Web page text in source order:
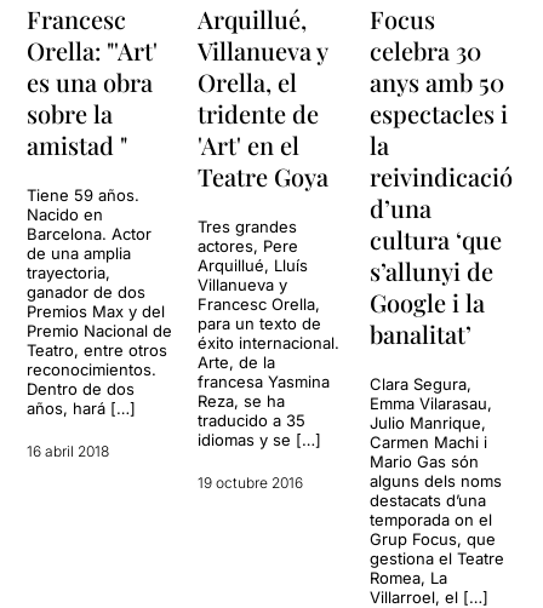
Francesc
Orella: "'Art'
es una obra
sobre la
amistad "
Tiene 59 años.
Nacido en
Barcelona. Actor
de una amplia
trayectoria,
ganador de dos
Premios Max y del
Premio Nacional de
Teatro, entre otros
reconocimientos.
Dentro de dos
años, hará […]
16 abril 2018
Arquillué,
Villanueva y
Orella, el
tridente de
'Art' en el
Teatre Goya
Tres grandes
actores, Pere
Arquillué, Lluís
Villanueva y
Francesc Orella,
para un texto de
éxito internacional.
Arte, de la
francesa Yasmina
Reza, se ha
traducido a 35
idiomas y se […]
19 octubre 2016
Focus
celebra 30
anys amb 50
espectacles i
la
reivindicació
d’una
cultura ‘que
s’allunyi de
Google i la
banalitat’
Clara Segura,
Emma Vilarasau,
Julio Manrique,
Carmen Machi i
Mario Gas són
alguns dels noms
destacats d’una
temporada on el
Grup Focus, que
gestiona el Teatre
Romea, La
Villarroel, el […]